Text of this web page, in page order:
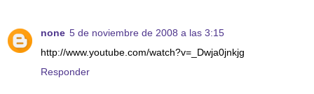
none 5 de noviembre de 2008 a las 3:15
http://www.youtube.com/watch?v=_Dwja0jnkjg
Responder